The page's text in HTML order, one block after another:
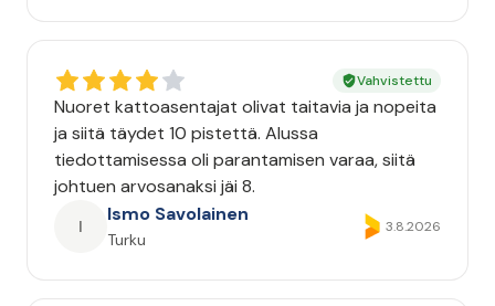
Vahvistettu
Nuoret kattoasentajat olivat taitavia ja nopeita
ja siitä täydet 10 pistettä. Alussa
tiedottamisessa oli parantamisen varaa, siitä
johtuen arvosanaksi jäi 8.
I
Ismo Savolainen
Turku
3.8.2026